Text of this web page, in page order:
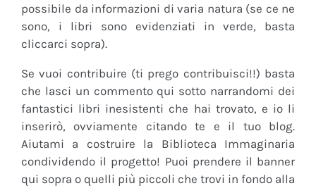
possibile da informazioni di varia natura (se ce ne
sono, i libri sono evidenziati in verde, basta
cliccarci sopra).
Se vuoi contribuire (ti prego contribuisci!!) basta
che lasci un commento qui sotto narrandomi dei
fantastici libri inesistenti che hai trovato, e io li
inserirò, ovviamente citando te e il tuo blog.
Aiutami a costruire la Biblioteca Immaginaria
condividendo il progetto! Puoi prendere il banner
qui sopra o quelli più piccoli che trovi in fondo alla